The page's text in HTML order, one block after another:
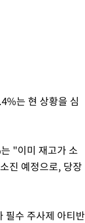
는 현 상황을 심
"이미 재고가 소
진 예정으로, 당장
필수 주사제 아티반